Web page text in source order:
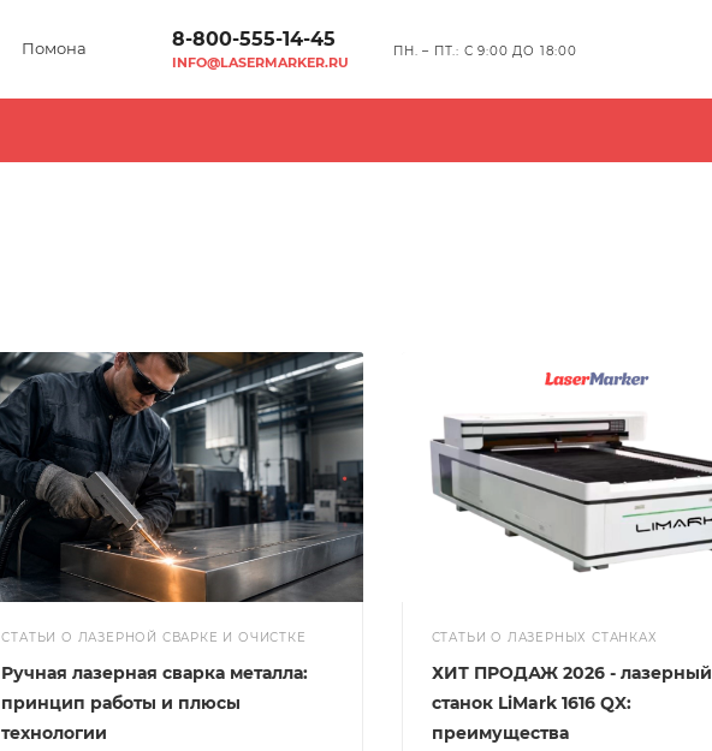
Помона 8-800-555-14-45
INFO@LASERMARKER.RU
ПН. – ПТ.: С 9:00 ДО 18:00
СТАТЬИ О ЛАЗЕРНОЙ СВАРКЕ И ОЧИСТКЕ
Ручная лазерная сварка металла:
принцип работы и плюсы
технологии
СТАТЬИ О ЛАЗЕРНЫХ СТАНКАХ
ХИТ ПРОДАЖ 2026 - лазерный
станок LiMark 1616 QX:
преимущества